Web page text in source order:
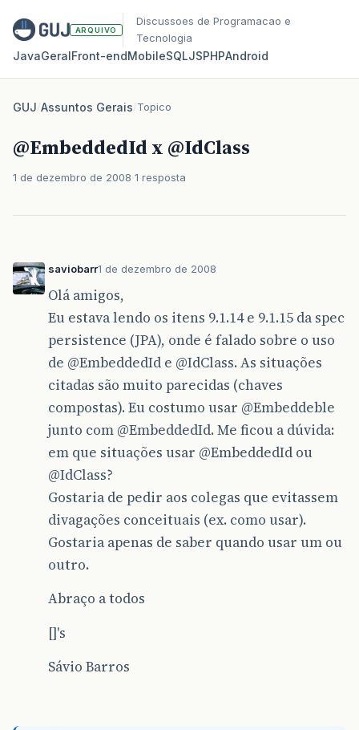
ARQUIVO
Discussoes de Programacao e
Tecnologia
JavaGeralFront‑endMobileSQLJSPHPAndroid
GUJ/Assuntos Gerais/Topico
@EmbeddedId x @IdClass
1 de dezembro de 2008 1 resposta
saviobarr1 de dezembro de 2008
Olá amigos,
Eu estava lendo os itens 9.1.14 e 9.1.15 da spec
persistence (JPA), onde é falado sobre o uso
de @EmbeddedId e @IdClass. As situações
citadas são muito parecidas (chaves
compostas). Eu costumo usar @Embeddeble
junto com @EmbeddedId. Me ficou a dúvida:
em que situações usar @EmbeddedId ou
@IdClass?
Gostaria de pedir aos colegas que evitassem
divagações conceituais (ex. como usar).
Gostaria apenas de saber quando usar um ou
outro.
Abraço a todos
[]'s
Sávio Barros